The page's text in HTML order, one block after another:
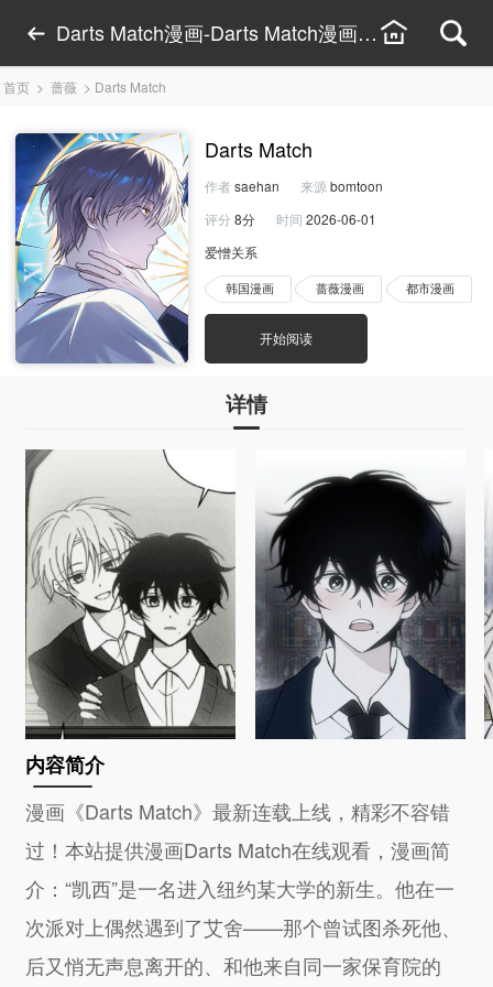
Darts Match漫画-Darts Match漫画在线观看-
首页 > 蔷薇 > Darts Match
Darts Match
作者 saehan 来源 bomtoon
评分 8分 时间 2026-06-01
爱憎关系
韩国漫画 蔷薇漫画 都市漫画
开始阅读
详情
内容简介
漫画《Darts Match》最新连载上线，精彩不容错
过！本站提供漫画Darts Match在线观看，漫画简
介：“凯西”是一名进入纽约某大学的新生。他在一
次派对上偶然遇到了艾舍——那个曾试图杀死他、
后又悄无声息离开的、和他来自同一家保育院的